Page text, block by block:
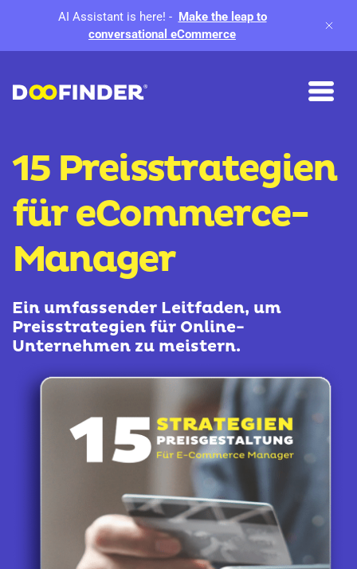
AI Assistant is here! - Make the leap to
conversational eCommerce
15 Preisstrategien
für eCommerce-
Manager
Ein umfassender Leitfaden, um
Preisstrategien für Online-
Unternehmen zu meistern.